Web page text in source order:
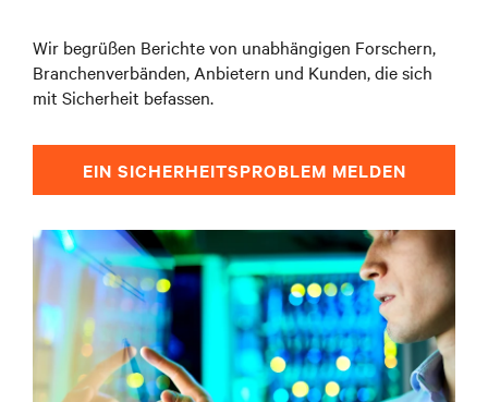
Wir begrüßen Berichte von unabhängigen Forschern,
Branchenverbänden, Anbietern und Kunden, die sich
mit Sicherheit befassen.
EIN SICHERHEITSPROBLEM MELDEN